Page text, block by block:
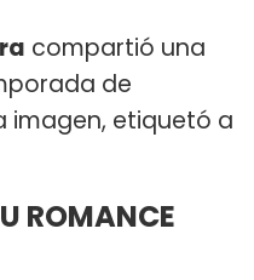
compartió una
de
imagen, etiquetó a
ROMANCE